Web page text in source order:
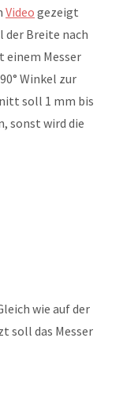
Video gezeigt
der Breite nach
einem Messer
Winkel zur
soll 1 mm bis
sonst wird die
wie auf der
soll das Messer